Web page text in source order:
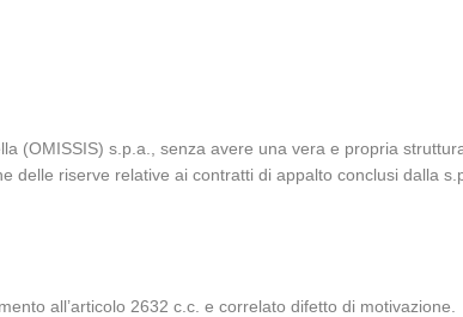
(OMISSIS) s.p.a., senza avere una vera e propria
riserve relative ai contratti di appalto conclusi dalla
all’articolo 2632 c.c. e correlato difetto di motivazione.